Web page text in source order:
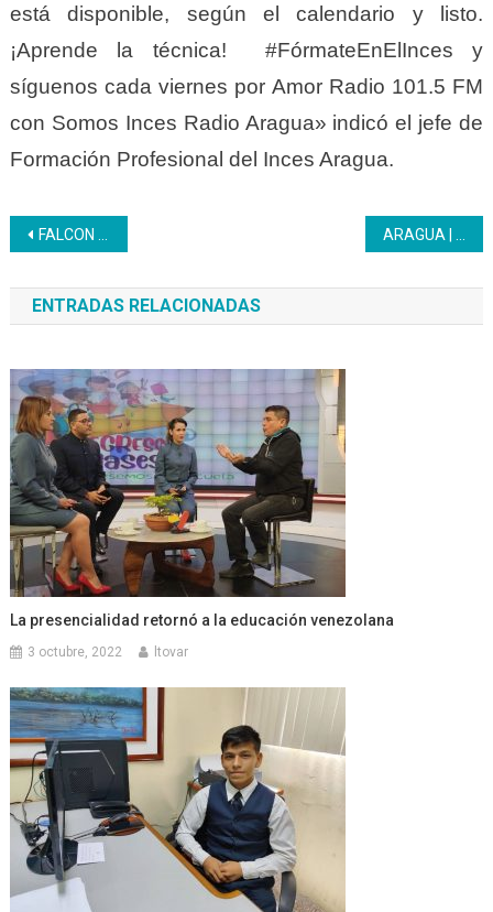
está disponible, según el calendario y listo.
¡Aprende la técnica! #FórmateEnElInces y
síguenos cada viernes por Amor Radio 101.5 FM
con Somos Inces Radio Aragua» indicó el jefe de
Formación Profesional del Inces Aragua.
Navegación
de
entradas
FALCON | Inces realiza el Congreso Nacional Bicentenario de la Batalla de Junín y Ayacucho
ENTRADAS RELACIONADAS
La presencialidad retornó a la educación venezolana
3 octubre, 2022 ltovar